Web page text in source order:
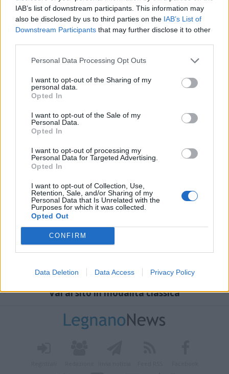
IAB’s list of downstream participants. This information may
also be disclosed by us to third parties on the IAB’s List of
Downstream Participants that may further disclose it to other
Personal Data Processing Opt Outs
I want to opt-out of the Sharing of my
personal data.
Opted In
I want to opt-out of the Sale of my
Personal Data.
Opted In
I want to opt-out of processing my
Personal Data for Targeted Advertising.
Opted In
I want to opt-out of Collection, Use,
Retention, Sale, and/or Sharing of my
Personal Data that Is Unrelated with the
Purposes for which it was collected.
Opted Out
CONFIRM
Data Deletion Data Access Privacy Policy
Commenti
registrati per commentare questo
articolo.
L'email è richiesta ma non verrà mostrata ai visitatori. Il contenuto di questo
commento esprime il pensiero dell'autore e non rappresenta la linea editoriale
commenti non sono testi giornalistici, ma post inviati dai singoli lettori che
possono essere automaticamente pubblicati senza filtro preventivo. I commenti
che includano uno o più link a siti esterni verranno rimossi in automatico dal
Vai al sito in modalità classica